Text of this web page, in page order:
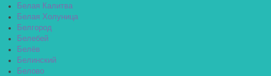
Белая Калитва
Белая Холуница
Белгород
Белебей
Белёв
Белинский
Белово